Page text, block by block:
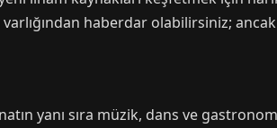
haberdar olabilirsiniz;
yanı sıra müzik, dans ve